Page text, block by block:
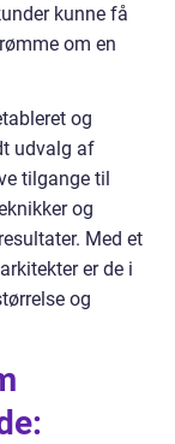
kunne få
om en
og
udvalg af
tilgange til
og
Med et
er de i
og